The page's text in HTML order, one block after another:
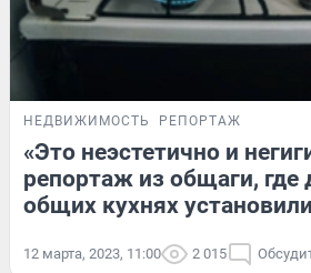
НЕДВИЖИМОСТЬ РЕПОРТАЖ
«Это неэстетично и
репортаж из общаги, где
общих кухнях
12 марта, 2023, 11:00 2 015